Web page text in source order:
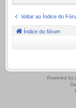
Voltar ao Índice do
Índice do fórum
.
Powered by